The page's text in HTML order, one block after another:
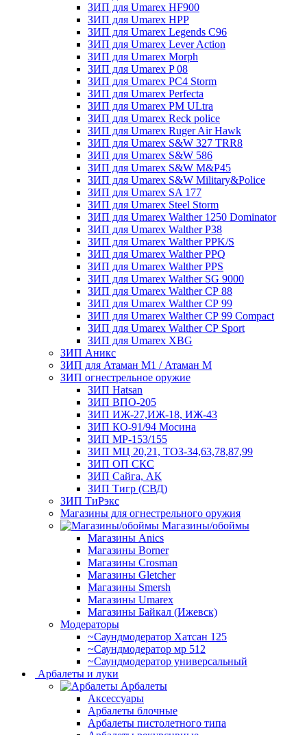
ЗИП для Umarex HF900
ЗИП для Umarex HPP
ЗИП для Umarex Legends C96
ЗИП для Umarex Lever Action
ЗИП для Umarex Morph
ЗИП для Umarex P 08
ЗИП для Umarex PC4 Storm
ЗИП для Umarex Perfecta
ЗИП для Umarex PM ULtra
ЗИП для Umarex Reck police
ЗИП для Umarex Ruger Air Hawk
ЗИП для Umarex S&W 327 TRR8
ЗИП для Umarex S&W 586
ЗИП для Umarex S&W M&P45
ЗИП для Umarex S&W Military&Police
ЗИП для Umarex SA 177
ЗИП для Umarex Steel Storm
ЗИП для Umarex Walther 1250 Dominator
ЗИП для Umarex Walther P38
ЗИП для Umarex Walther PPK/S
ЗИП для Umarex Walther PPQ
ЗИП для Umarex Walther PPS
ЗИП для Umarex Walther SG 9000
ЗИП для Umarex Walther СР 88
ЗИП для Umarex Walther СР 99
ЗИП для Umarex Walther СР 99 Compact
ЗИП для Umarex Walther СР Sport
ЗИП для Umarex XBG
ЗИП Аникс
ЗИП для Атаман М1 / Атаман М
ЗИП огнестрельное оружие
ЗИП Hatsan
ЗИП ВПО-205
ЗИП ИЖ-27,ИЖ-18, ИЖ-43
ЗИП КО-91/94 Мосина
ЗИП МР-153/155
ЗИП МЦ 20,21, ТОЗ-34,63,78,87,99
ЗИП ОП СКС
ЗИП Сайга, АК
ЗИП Тигр (СВД)
ЗИП ТиРэкс
Магазины для огнестрельного оружия
Магазины/обоймы
Магазины Anics
Магазины Borner
Магазины Crosman
Магазины Gletcher
Магазины Smersh
Магазины Umarex
Магазины Байкал (Ижевск)
Модераторы
~Cаундмодератор Хатсан 125
~Саундмодератор мр 512
~Саундмодератор универсальный
Арбалеты и луки
Арбалеты
Аксессуары
Арбалеты блочные
Арбалеты пистолетного типа